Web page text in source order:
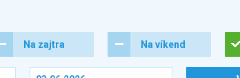
Na zajtra Na víkend